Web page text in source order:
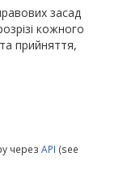
засад
кожного
прийняття,
через API (see